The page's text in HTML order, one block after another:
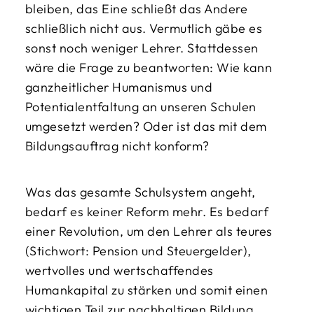
bleiben, das Eine schließt das Andere
schließlich nicht aus. Vermutlich gäbe es
sonst noch weniger Lehrer. Stattdessen
wäre die Frage zu beantworten: Wie kann
ganzheitlicher Humanismus und
Potentialentfaltung an unseren Schulen
umgesetzt werden? Oder ist das mit dem
Bildungsauftrag nicht konform?
Was das gesamte Schulsystem angeht,
bedarf es keiner Reform mehr. Es bedarf
einer Revolution, um den Lehrer als teures
(Stichwort: Pension und Steuergelder),
wertvolles und wertschaffendes
Humankapital zu stärken und somit einen